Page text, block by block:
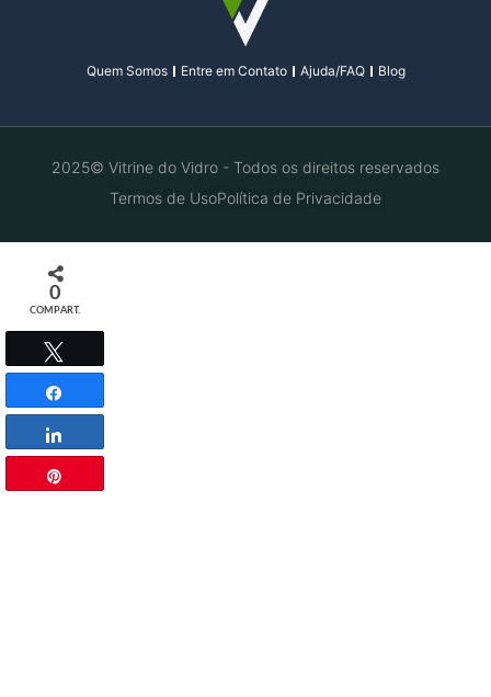
Quem Somos Entre em Contato Ajuda/FAQ Blog
2025© Vitrine do Vidro - Todos os direitos reservados
Termos de UsoPolítica de Privacidade
0
COMPART.
Compartilhar
Compartilhar